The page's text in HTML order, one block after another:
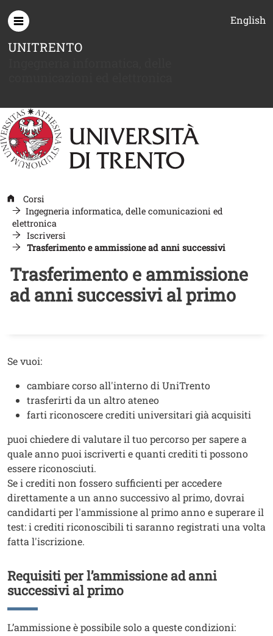
English
UNITRENTO
Corsi
Ingegneria informatica, delle comunicazioni ed
elettronica
Iscriversi
Trasferimento e ammissione ad anni successivi
Trasferimento e ammissione
ad anni successivi al primo
Testo
Se vuoi:
cambiare corso all'interno di UniTrento
trasferirti da un altro ateneo
farti riconoscere crediti universitari già acquisiti
puoi chiedere di valutare il tuo percorso per sapere a
quale anno puoi iscriverti e quanti crediti ti possono
essere riconosciuti.
Se i crediti non fossero sufficienti per accedere
direttamente a un anno successivo al primo, dovrai
candidarti per l'ammissione al primo anno e superare il
test: i crediti riconoscibili ti saranno registrati una volta
fatta l'iscrizione.
Titolo
Requisiti per l’ammissione ad anni
successivi al primo
Testo
L’ammissione è possibile solo a queste condizioni: